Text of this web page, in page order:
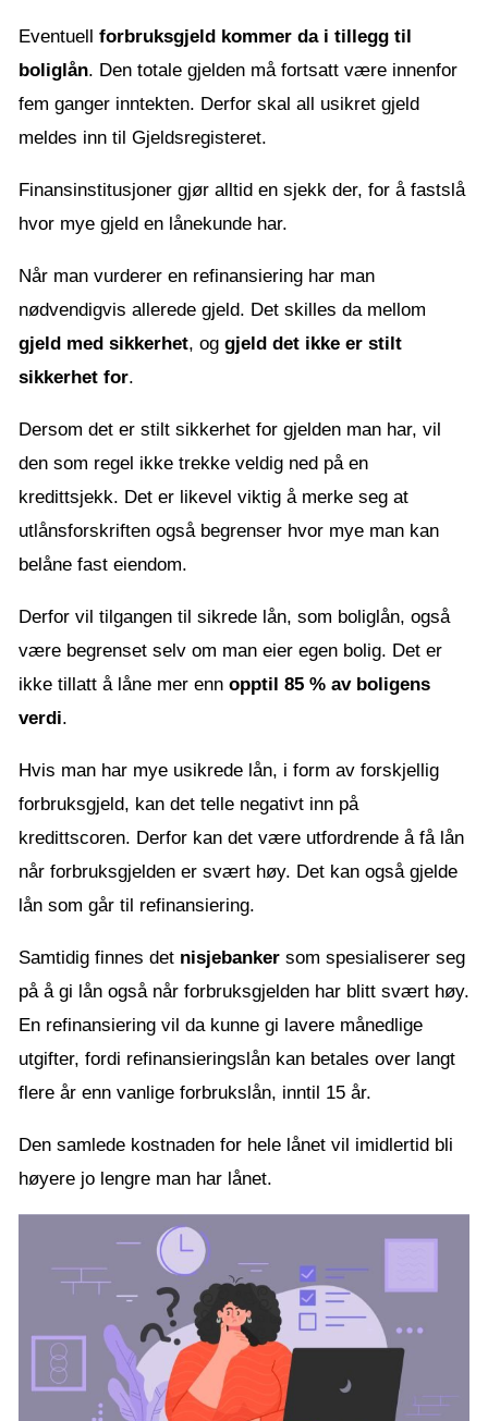
Eventuell forbruksgjeld kommer da i tillegg til
boliglån. Den totale gjelden må fortsatt være innenfor
fem ganger inntekten. Derfor skal all usikret gjeld
meldes inn til Gjeldsregisteret.
Finansinstitusjoner gjør alltid en sjekk der, for å fastslå
hvor mye gjeld en lånekunde har.
Når man vurderer en refinansiering har man
nødvendigvis allerede gjeld. Det skilles da mellom
gjeld med sikkerhet, og gjeld det ikke er stilt
sikkerhet for.
Dersom det er stilt sikkerhet for gjelden man har, vil
den som regel ikke trekke veldig ned på en
kredittsjekk. Det er likevel viktig å merke seg at
utlånsforskriften også begrenser hvor mye man kan
belåne fast eiendom.
Derfor vil tilgangen til sikrede lån, som boliglån, også
være begrenset selv om man eier egen bolig. Det er
ikke tillatt å låne mer enn opptil 85 % av boligens
verdi.
Hvis man har mye usikrede lån, i form av forskjellig
forbruksgjeld, kan det telle negativt inn på
kredittscoren. Derfor kan det være utfordrende å få lån
når forbruksgjelden er svært høy. Det kan også gjelde
lån som går til refinansiering.
Samtidig finnes det nisjebanker som spesialiserer seg
på å gi lån også når forbruksgjelden har blitt svært høy.
En refinansiering vil da kunne gi lavere månedlige
utgifter, fordi refinansieringslån kan betales over langt
flere år enn vanlige forbrukslån, inntil 15 år.
Den samlede kostnaden for hele lånet vil imidlertid bli
høyere jo lengre man har lånet.